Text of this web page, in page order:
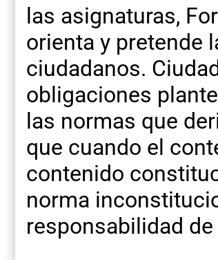
las asignaturas,
orienta y pretende
ciudadanos.
obligaciones
las normas que
que cuando el
contenido
norma
responsabilidad